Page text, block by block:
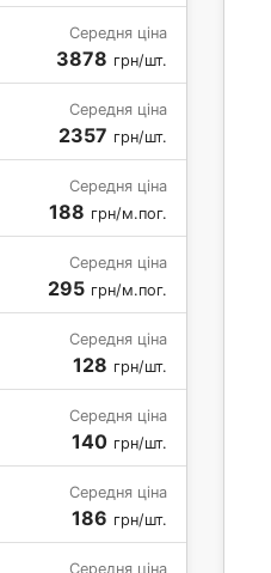
Середня ціна
3878 грн/шт.
Середня ціна
2357 грн/шт.
Середня ціна
188 грн/м.пог.
Середня ціна
295 грн/м.пог.
Середня ціна
128 грн/шт.
Середня ціна
140 грн/шт.
Середня ціна
186 грн/шт.
Середня ціна